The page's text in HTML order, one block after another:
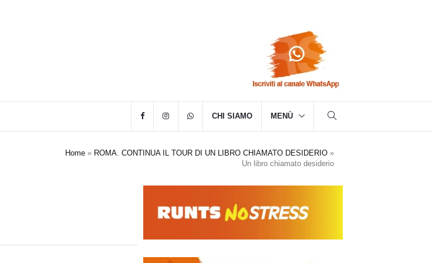
CHI SIAMO MENÙ
Home » ROMA. CONTINUA IL TOUR DI UN LIBRO CHIAMATO DESIDERIO »
Un libro chiamato desiderio